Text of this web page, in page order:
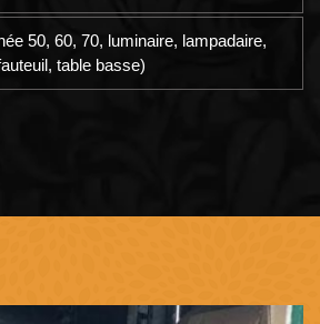
50, 60, 70, luminaire, lampadaire,
table basse)